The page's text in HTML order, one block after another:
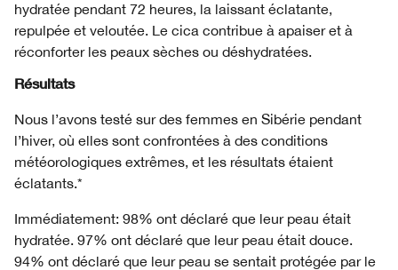
hydratée pendant 72 heures, la laissant éclatante,
repulpée et veloutée. Le cica contribue à apaiser et à
réconforter les peaux sèches ou déshydratées.
Résultats
Nous l’avons testé sur des femmes en Sibérie pendant
l’hiver, où elles sont confrontées à des conditions
météorologiques extrêmes, et les résultats étaient
éclatants.*
Immédiatement: 98% ont déclaré que leur peau était
hydratée. 97% ont déclaré que leur peau était douce.
94% ont déclaré que leur peau se sentait protégée par le